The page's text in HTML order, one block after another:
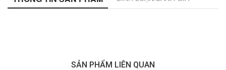
SẢN PHẨM LIÊN QUAN